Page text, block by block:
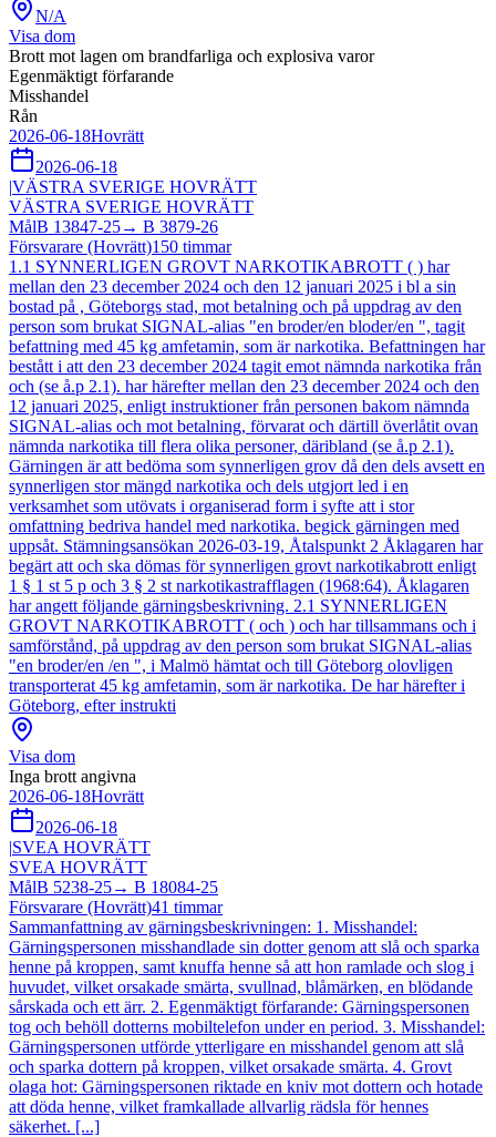
N/A
Visa dom
Brott mot lagen om brandfarliga och explosiva varor
Egenmäktigt förfarande
Misshandel
Rån
2026-06-18Hovrätt
2026-06-18
|VÄSTRA SVERIGE HOVRÄTT
VÄSTRA SVERIGE HOVRÄTT
MålB 13847-25→ B 3879-26
Försvarare (Hovrätt)150 timmar
1.1 SYNNERLIGEN GROVT NARKOTIKABROTT ( ) har
mellan den 23 december 2024 och den 12 januari 2025 i bl a sin
bostad på , Göteborgs stad, mot betalning och på uppdrag av den
person som brukat SIGNAL-alias "en broder/en bloder/en ", tagit
befattning med 45 kg amfetamin, som är narkotika. Befattningen har
bestått i att den 23 december 2024 tagit emot nämnda narkotika från
och (se å.p 2.1). har härefter mellan den 23 december 2024 och den
12 januari 2025, enligt instruktioner från personen bakom nämnda
SIGNAL-alias och mot betalning, förvarat och därtill överlåtit ovan
nämnda narkotika till flera olika personer, däribland (se å.p 2.1).
Gärningen är att bedöma som synnerligen grov då den dels avsett en
synnerligen stor mängd narkotika och dels utgjort led i en
verksamhet som utövats i organiserad form i syfte att i stor
omfattning bedriva handel med narkotika. begick gärningen med
uppsåt. Stämningsansökan 2026-03-19, Åtalspunkt 2 Åklagaren har
begärt att och ska dömas för synnerligen grovt narkotikabrott enligt
1 § 1 st 5 p och 3 § 2 st narkotikastrafflagen (1968:64). Åklagaren
har angett följande gärningsbeskrivning. 2.1 SYNNERLIGEN
GROVT NARKOTIKABROTT ( och ) och har tillsammans och i
samförstånd, på uppdrag av den person som brukat SIGNAL-alias
"en broder/en /en ", i Malmö hämtat och till Göteborg olovligen
transporterat 45 kg amfetamin, som är narkotika. De har härefter i
Göteborg, efter instrukti
Visa dom
Inga brott angivna
2026-06-18Hovrätt
2026-06-18
|SVEA HOVRÄTT
SVEA HOVRÄTT
MålB 5238-25→ B 18084-25
Försvarare (Hovrätt)41 timmar
Sammanfattning av gärningsbeskrivningen: 1. Misshandel:
Gärningspersonen misshandlade sin dotter genom att slå och sparka
henne på kroppen, samt knuffa henne så att hon ramlade och slog i
huvudet, vilket orsakade smärta, svullnad, blåmärken, en blödande
sårskada och ett ärr. 2. Egenmäktigt förfarande: Gärningspersonen
tog och behöll dotterns mobiltelefon under en period. 3. Misshandel:
Gärningspersonen utförde ytterligare en misshandel genom att slå
och sparka dottern på kroppen, vilket orsakade smärta. 4. Grovt
olaga hot: Gärningspersonen riktade en kniv mot dottern och hotade
att döda henne, vilket framkallade allvarlig rädsla för hennes
säkerhet. [...]